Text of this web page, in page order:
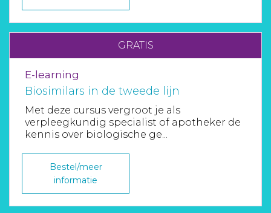
Inloggen
Toegang leeromgeving
GRATIS
E-learning
Biosimilars in de tweede lijn
Met deze cursus vergroot je als
verpleegkundig specialist of apotheker de
kennis over biologische ge...
Bestel/meer
informatie